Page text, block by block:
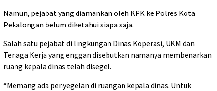
Namun, pejabat yang diamankan oleh KPK ke Polres Kota
Pekalongan belum diketahui siapa saja.
Salah satu pejabat di lingkungan Dinas Koperasi, UKM dan
Tenaga Kerja yang enggan disebutkan namanya membenarkan
ruang kepala dinas telah disegel.
“Memang ada penyegelan di ruangan kepala dinas. Untuk